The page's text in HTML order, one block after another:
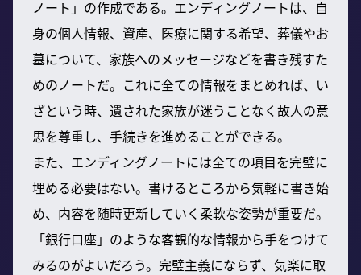
ノート」の作成である。エンディングノートは、自
身の個人情報、資産、医療に関する希望、葬儀やお
墓について、家族へのメッセージなどを書き残すた
めのノートだ。これに全ての情報をまとめれば、い
ざという時、遺された家族が迷うことなく故人の意
思を尊重し、手続きを進めることができる。
また、エンディングノートには全ての項目を完璧に
埋める必要はない。書けるところから気軽に書き始
め、内容を随時更新していく柔軟な姿勢が重要だ。
「銀行口座」のような客観的な情報から手をつけて
みるのがよいだろう。完璧主義にならず、気楽に取